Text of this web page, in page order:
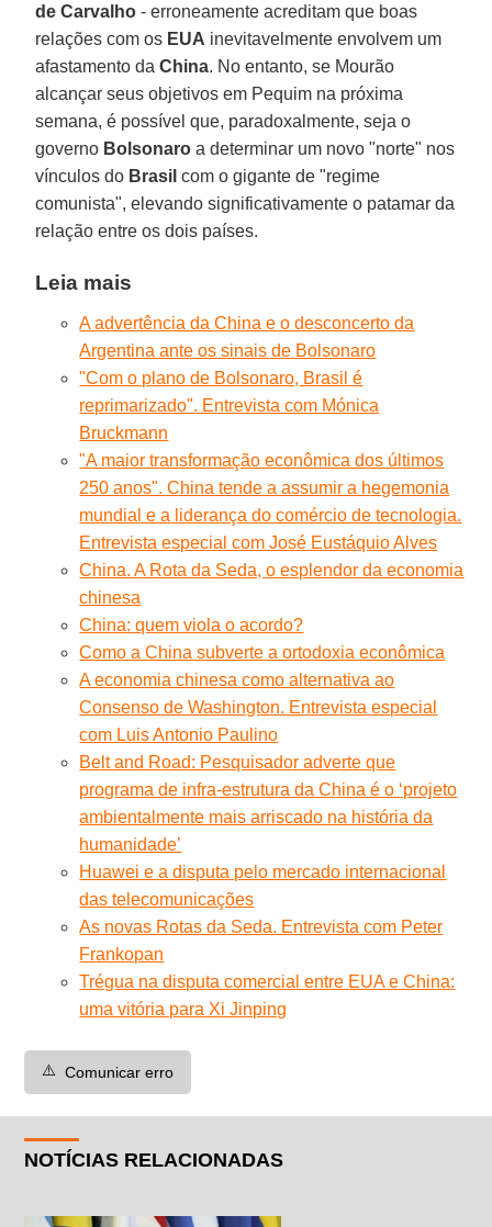
de Carvalho - erroneamente acreditam que boas
relações com os EUA inevitavelmente envolvem um
afastamento daChina. No entanto, se Mourão
alcançar seus objetivos em Pequim na próxima
semana, é possível que, paradoxalmente, seja o
governo Bolsonaro a determinar um novo "norte" nos
vínculos do Brasil com o gigante de "regime
comunista", elevando significativamente o patamar da
relação entre os dois países.
Leia mais
A advertência da China e o desconcerto da
Argentina ante os sinais de Bolsonaro
"Com o plano de Bolsonaro, Brasil é
reprimarizado". Entrevista com Mónica
Bruckmann
"A maior transformação econômica dos últimos
250 anos". China tende a assumir a hegemonia
mundial e a liderança do comércio de tecnologia.
Entrevista especial com José Eustáquio Alves
China. A Rota da Seda, o esplendor da economia
chinesa
China: quem viola o acordo?
Como a China subverte a ortodoxia econômica
A economia chinesa como alternativa ao
Consenso de Washington. Entrevista especial
com Luis Antonio Paulino
Belt and Road: Pesquisador adverte que
programa de infra-estrutura da China é o ‘projeto
ambientalmente mais arriscado na história da
humanidade’
Huawei e a disputa pelo mercado internacional
das telecomunicações
As novas Rotas da Seda. Entrevista com Peter
Frankopan
Trégua na disputa comercial entre EUA e China:
uma vitória para Xi Jinping
⚠️ Comunicar erro
NOTÍCIAS RELACIONADAS